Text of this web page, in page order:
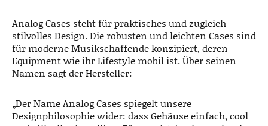
Analog Cases steht für praktisches und zugleich
stilvolles Design. Die robusten und leichten Cases sind
für moderne Musikschaffende konzipiert, deren
Equipment wie ihr Lifestyle mobil ist. Über seinen
Namen sagt der Hersteller:
„Der Name Analog Cases spiegelt unsere
Designphilosophie wider: dass Gehäuse einfach, cool